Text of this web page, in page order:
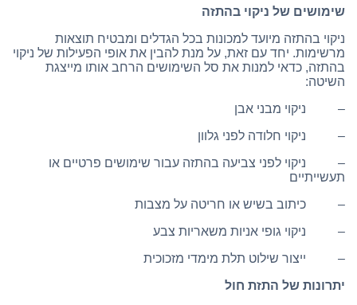
שימושים של ניקוי בהתזה
ניקוי בהתזה מיועד למכונות בכל הגדלים ומבטיח תוצאות
מרשימות. יחד עם זאת, על מנת להבין את אופי הפעילות של ניקוי
בהתזה, כדאי למנות את סל השימושים הרחב אותו מייצגת
השיטה:
– ניקוי מבני אבן
– ניקוי חלודה לפני גלוון
– ניקוי לפני צביעה בהתזה עבור שימושים פרטיים או
תעשייתיים
– כיתוב בשיש או חריטה על מצבות
– ניקוי גופי אניות משאריות צבע
– ייצור שילוט תלת מימדי מזכוכית
יתרונות של התזת חול